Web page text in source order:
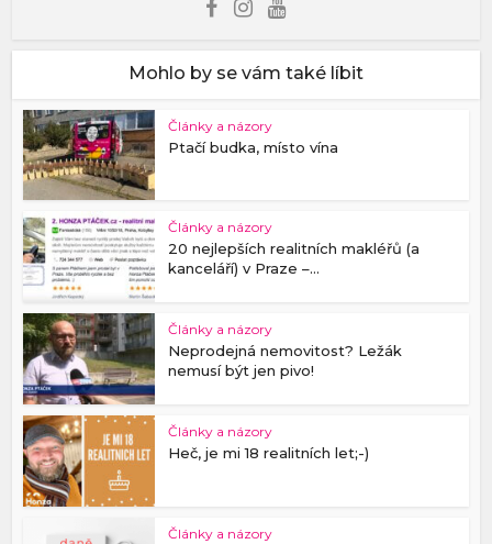
Mohlo by se vám také líbit
Články a názory
Ptačí budka, místo vína
Články a názory
20 nejlepších realitních makléřů (a
kanceláří) v Praze –...
Články a názory
Neprodejná nemovitost? Ležák
nemusí být jen pivo!
Články a názory
Heč, je mi 18 realitních let;-)
Články a názory